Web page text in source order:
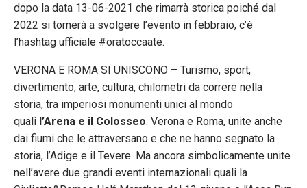
dopo la data 13-06-2021 che rimarrà storica poiché dal
2022 si tornerà a svolgere l’evento in febbraio, c’è
l’hashtag ufficiale #oratoccaate.
VERONA E ROMA SI UNISCONO – Turismo, sport,
divertimento, arte, cultura, chilometri da correre nella
storia, tra imperiosi monumenti unici al mondo
quali l’Arena e il Colosseo. Verona e Roma, unite anche
dai fiumi che le attraversano e che ne hanno segnato la
storia, l’Adige e il Tevere. Ma ancora simbolicamente unite
nell’avere due grandi eventi internazionali quali la